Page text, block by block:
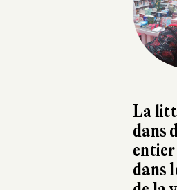
La
dans
entier
dans